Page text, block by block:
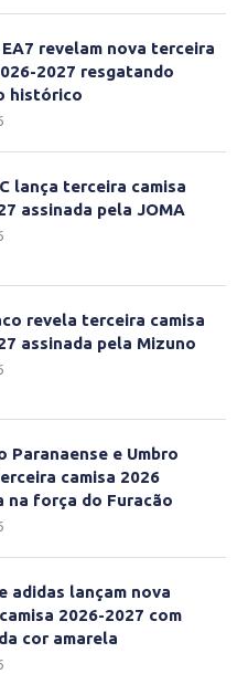
revelam nova terceira
2027 resgatando
histórico
lança terceira camisa
assinada pela JOMA
revela terceira camisa
assinada pela Mizuno
Paranaense e Umbro
camisa 2026
na força do Furacão
adidas lançam nova
2026-2027 com
cor amarela